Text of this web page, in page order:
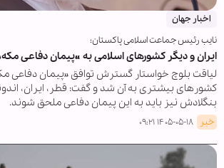
اخبار جهان
نایب‌ رئیس جماعت اسلامی پاکستان:
ایران و دیگر کشورهای اسلامی به «پیمان دفاعی
لیاقت بلوچ خواستار گسترش توافق «پیمان دفاعی
کشورهای بیشتری به آن شد و گفت: قطر، ایران،
بنگلادش نیز باید به این پیمان دفاعی ملحق شوند.
خبر ۱۴۰۵-۰۵-۱۸ ۰۹:۲۱